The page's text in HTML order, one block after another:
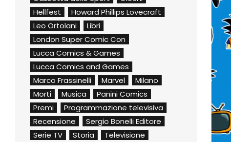
Hellfest
Howard Phillips Lovecraft
Leo Ortolani
Libri
London Super Comic Con
Lucca Comics & Games
Lucca Comics and Games
Marco Frassinelli
Marvel
Milano
Morti
Musica
Panini Comics
Premi
Programmazione televisiva
Recensione
Sergio Bonelli Editore
Serie TV
Storia
Televisione